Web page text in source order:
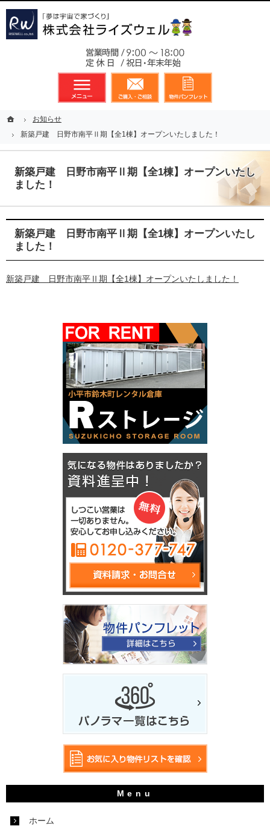
ホームお知らせ
新築戸建 日野市南平Ⅱ期【全1棟】オープンいたしました！
新築戸建 日野市南平Ⅱ期【全1棟】オープンいたし
ました！
新築戸建 日野市南平Ⅱ期【全1棟】オープンいたし
ました！
新築戸建 日野市南平Ⅱ期【全1棟】オープンいたしました！
ホーム
メニュー 資料請求・お問合せ
ホームお知らせ
新築戸建 日野市南平Ⅱ期【全1棟】オープンいたしました！